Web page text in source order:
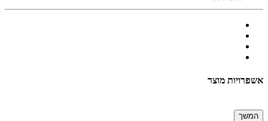
אשפרויות מוצר
המשך